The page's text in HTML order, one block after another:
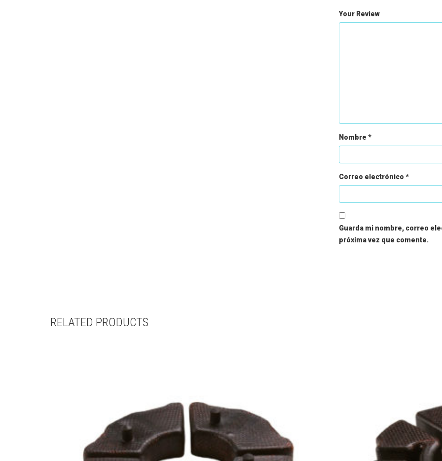
Your Review
Nombre *
Correo electrónico *
Guarda mi nombre, correo
próxima vez que comente.
RELATED PRODUCTS